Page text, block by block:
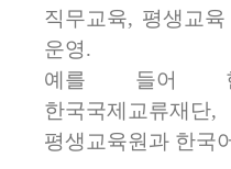
직무교육, 평생교
운영.
예를 들어
한국국제교류
평생교육원과 한국